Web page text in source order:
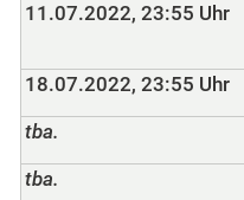
11.07.2022, 23:55 Uhr
18.07.2022, 23:55 Uhr
tba.
tba.